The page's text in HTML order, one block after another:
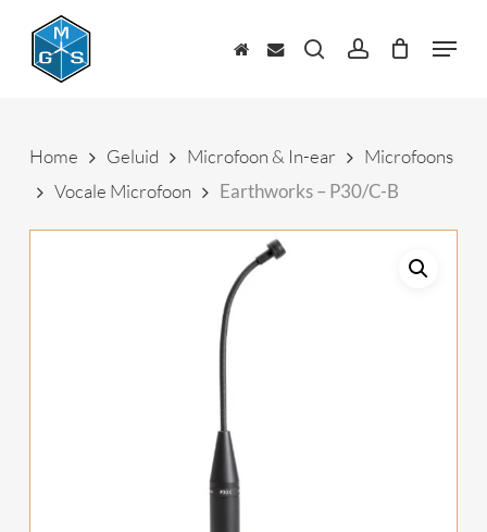
content
zoekenaccount Menu
Home Geluid Microfoon & In-ear
Microfoons
Vocale Microfoon
Earthworks – P30/C-B